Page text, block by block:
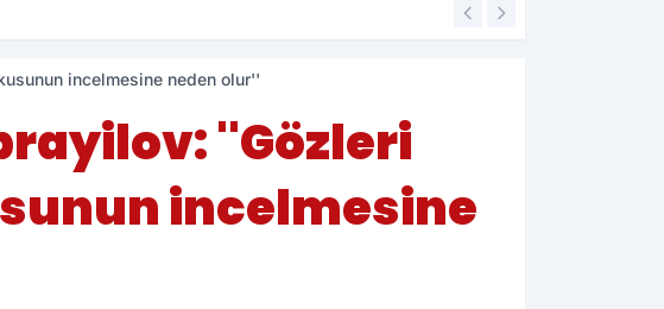
16:58
incelmesine neden olur''
''Gözleri
incelmesine